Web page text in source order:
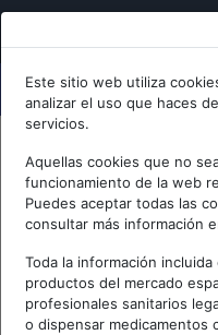
Este sitio web utiliza
analizar el uso que haces
servicios.
Aquellas cookies que no
funcionamiento de la web
Puedes aceptar todas las
consultar más información
Toda la información
productos del mercado
profesionales sanitarios
o dispensar medicamentos